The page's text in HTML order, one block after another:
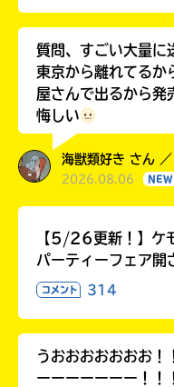
質問、すごい大量に
東京から離れてるか
屋さんで出るから発
悔しい
海獣類好き さん
2026.08.06 NEW
【5/26更新！】ケ
パーティーフェア開
コメント 314
うおおおおおおお！
ーーーーーーー！！